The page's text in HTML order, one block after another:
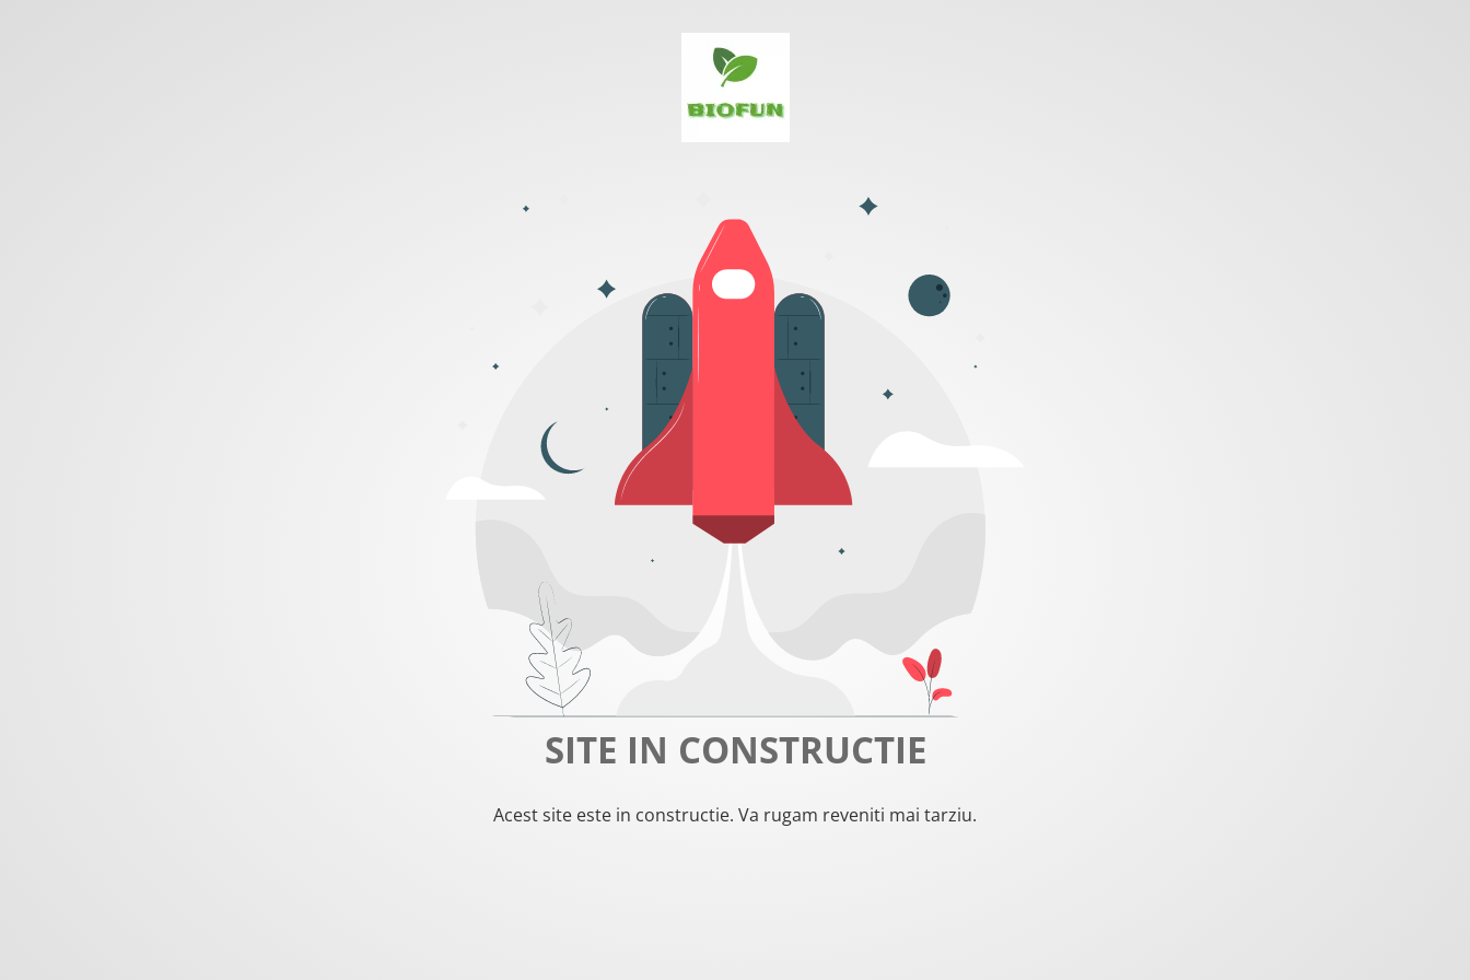
SITE IN CONSTRUCTIE
Acest site este in constructie. Va rugam reveniti mai tarziu.